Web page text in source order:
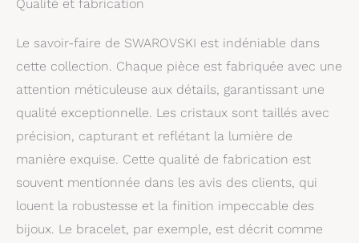
accrocheur : un accent
quotidien ou un
bracelet Millenia est une
pièce innovante qui
peut être porté seul ou
Millenia
Qualité et fabrication
Le savoir-faire de SWAROVSKI est indéniable dans
cette collection. Chaque pièce est fabriquée avec une
attention méticuleuse aux détails, garantissant une
qualité exceptionnelle. Les cristaux sont taillés avec
précision, capturant et reflétant la lumière de
manière exquise. Cette qualité de fabrication est
souvent mentionnée dans les avis des clients, qui
louent la robustesse et la finition impeccable des
bijoux. Le bracelet, par exemple, est décrit comme